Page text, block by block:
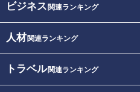
ビジネス 関連ランキング
人材関連ランキング
トラベル関連ランキング